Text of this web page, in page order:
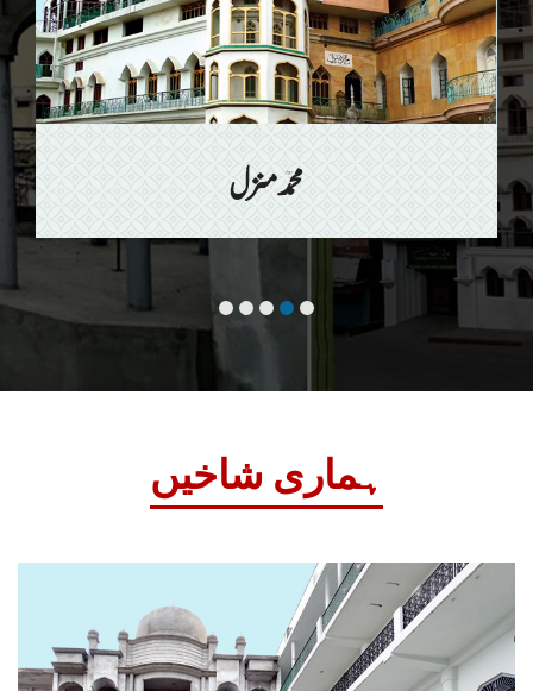
محمد منزل
ہماری شاخیں